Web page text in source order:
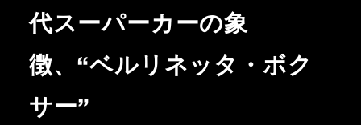
代スーパーカーの象
徴、“ベルリネッタ・ボク
サー”